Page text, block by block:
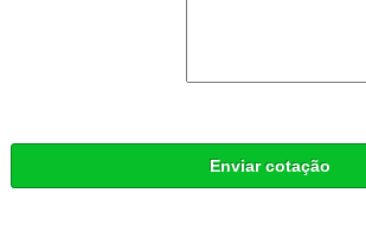
Enviar cotação